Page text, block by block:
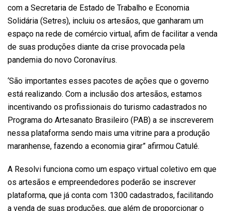
com a Secretaria de Estado de Trabalho e Economia
Solidária (Setres), incluiu os artesãos, que ganharam um
espaço na rede de comércio virtual, afim de facilitar a venda
de suas produções diante da crise provocada pela
pandemia do novo Coronavírus.
‘São importantes esses pacotes de ações que o governo
está realizando. Com a inclusão dos artesãos, estamos
incentivando os profissionais do turismo cadastrados no
Programa do Artesanato Brasileiro (PAB) a se inscreverem
nessa plataforma sendo mais uma vitrine para a produção
maranhense, fazendo a economia girar” afirmou Catulé.
A Resolvi funciona como um espaço virtual coletivo em que
os artesãos e empreendedores poderão se inscrever
plataforma, que já conta com 1300 cadastrados, facilitando
a venda de suas produções, que além de proporcionar o